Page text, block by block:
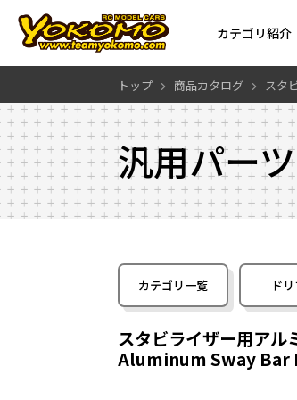
カテゴリ紹介
トップ 商品カタログ スタ
汎用パーツ
カテゴリ一覧 ド
スタビライザー用アル
Aluminum Sway